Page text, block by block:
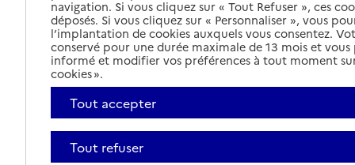
navigation. Si vous cliquez sur « Tout Refuser », ces
déposés. Si vous cliquez sur « Personnaliser », vous
l’implantation de cookies auxquels vous consentez.
conservé pour une durée maximale de 13 mois et
informé et modifier vos préférences à tout moment
cookies ».
Tout accepter
Tout refuser